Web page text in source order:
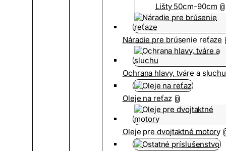
Lišty 50cm-90cm 0
Náradie pre brúsenie reťaze
Ochrana hlavy, tváre a sluchu
Oleje na reťaz 0
Oleje pre dvojtaktné motory